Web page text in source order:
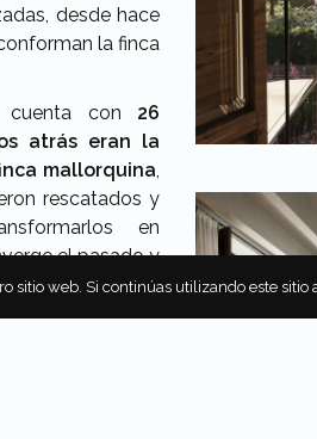
desde hace
la finca
cuenta con 26
atrás eran la
mallorquina,
rescatados y
en
el pasado y
Bunyola Hotel
sitio web. Si continúas utilizando este sitio